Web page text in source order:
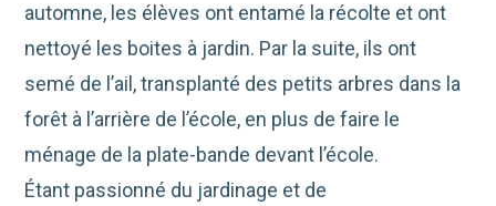
automne, les élèves ont entamé la récolte et ont
nettoyé les boites à jardin. Par la suite, ils ont
semé de l’ail, transplanté des petits arbres dans la
forêt à l’arrière de l’école, en plus de faire le
ménage de la plate-bande devant l’école.
Étant passionné du jardinage et de